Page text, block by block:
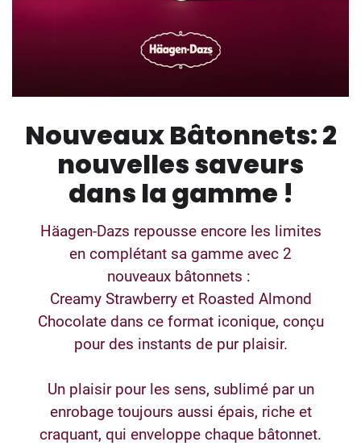
Nouveaux Bâtonnets: 2
nouvelles saveurs
dans la gamme !
Häagen-Dazs repousse encore les limites
en complétant sa gamme avec 2
nouveaux bâtonnets :
Creamy Strawberry et Roasted Almond
Chocolate dans ce format iconique, conçu
pour des instants de pur plaisir.
Un plaisir pour les sens, sublimé par un
enrobage toujours aussi épais, riche et
craquant, qui enveloppe chaque bâtonnet.